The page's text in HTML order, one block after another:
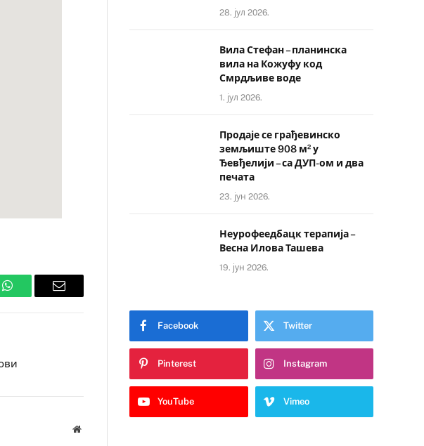
WhatsAppEmail
Website
28. јул 2026.
Вила Стефан – планинска
вила на Кожуфу код
Смрдљиве воде
1. јул 2026.
Продаје се грађевинско
земљиште 908 м² у
Ђевђелији – са ДУП-ом и два
печата
23. јун 2026.
Неурофеедбацк терапија –
Весна Илова Ташева
19. јун 2026.
Facebook Twitter
Pinterest Instagram
YouTube Vimeo